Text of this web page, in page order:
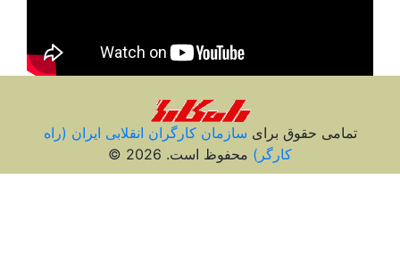
تمامی حقوق برای سازمان کارگران انقلابی ايران (راه
کارگر) محفوظ است. 2026 ©